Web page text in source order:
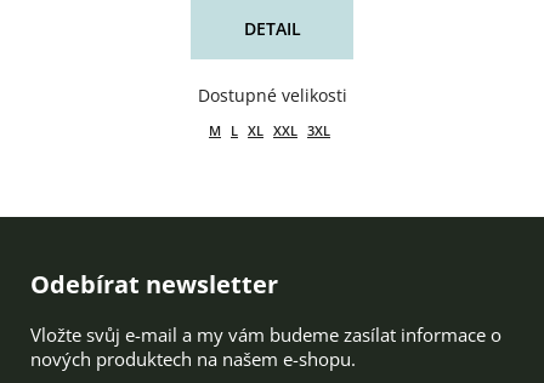
DETAIL
M L XL XXL 3XL
Zápatí
Odebírat newsletter
Vložte svůj e-mail a my vám budeme zasílat informace o
nových produktech na našem e-shopu.